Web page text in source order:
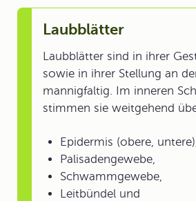
Laubblätter
Laubblätter sind in ihrer
sowie in ihrer Stellung an
mannigfaltig. Im inneren
stimmen sie weitgehend
Epidermis (obere,
Palisadengewebe,
Schwammgewebe,
Leitbündel und